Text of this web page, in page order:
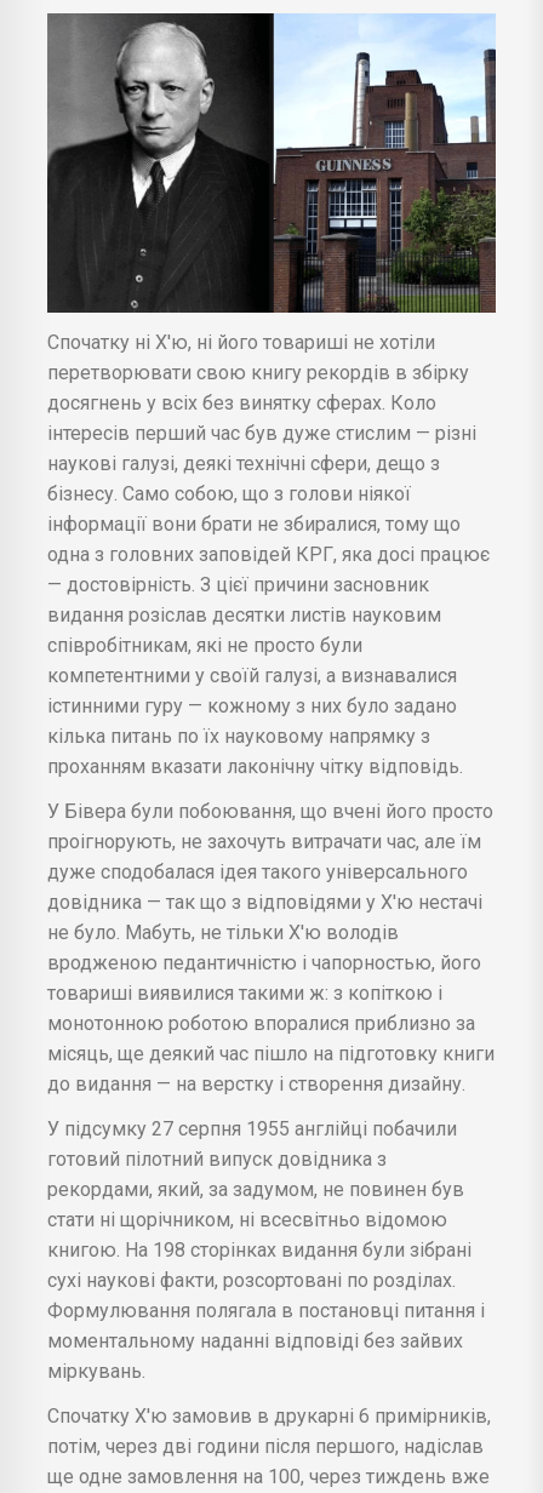
Спочатку ні Х'ю, ні його товариші не хотіли
перетворювати свою книгу рекордів в збірку
досягнень у всіх без винятку сферах. Коло
інтересів перший час був дуже стислим — різні
наукові галузі, деякі технічні сфери, дещо з
бізнесу. Само собою, що з голови ніякої
інформації вони брати не збиралися, тому що
одна з головних заповідей КРГ, яка досі працює
— достовірність. З цієї причини засновник
видання розіслав десятки листів науковим
співробітникам, які не просто були
компетентними у своїй галузі, а визнавалися
істинними гуру — кожному з них було задано
кілька питань по їх науковому напрямку з
проханням вказати лаконічну чітку відповідь.
У Бівера були побоювання, що вчені його просто
проігнорують, не захочуть витрачати час, але їм
дуже сподобалася ідея такого універсального
довідника — так що з відповідями у Х'ю нестачі
не було. Мабуть, не тільки Х'ю володів
вродженою педантичністю і чапорностью, його
товариші виявилися такими ж: з копіткою і
монотонною роботою впоралися приблизно за
місяць, ще деякий час пішло на підготовку книги
до видання — на верстку і створення дизайну.
У підсумку 27 серпня 1955 англійці побачили
готовий пілотний випуск довідника з
рекордами, який, за задумом, не повинен був
стати ні щорічником, ні всесвітньо відомою
книгою. На 198 сторінках видання були зібрані
сухі наукові факти, розсортовані по розділах.
Формулювання полягала в постановці питання і
моментальному наданні відповіді без зайвих
міркувань.
Спочатку Х'ю замовив в друкарні 6 примірників,
потім, через дві години після першого, надіслав
ще одне замовлення на 100, через тиждень вже